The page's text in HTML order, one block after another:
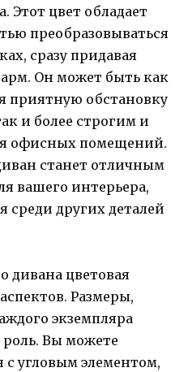
Этот цвет обладает
преобразовываться
сразу придавая
Он может быть как
приятную обстановку
и более строгим и
офисных помещений.
станет отличным
вашего интерьера,
среди других деталей
дивана цветовая
Размеры,
экземпляра
Вы можете
угловым элементом,